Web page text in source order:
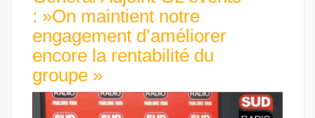
: »On maintient notre
engagement d’améliorer
encore la rentabilité du
groupe »